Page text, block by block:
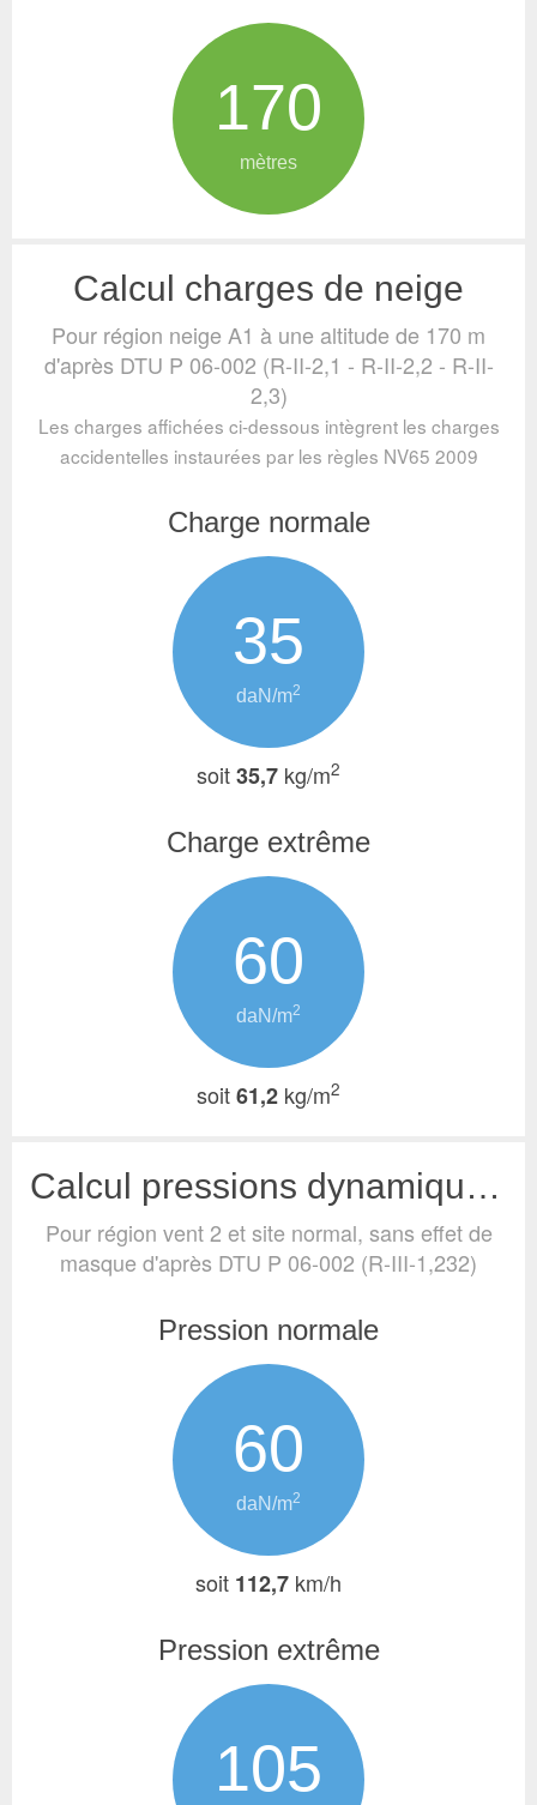
170
mètres
Calcul charges de neige
Pour région neige A1 à une altitude de 170 m
d'après DTU P 06-002 (R-II-2,1 - R-II-2,2 - R-II-
2,3)
Les charges affichées ci-dessous intègrent les charges
accidentelles instaurées par les règles NV65 2009
Charge normale
35
daN/m2
soit35,7 kg/m2
Charge extrême
60
daN/m2
soit61,2 kg/m2
Calcul pressions dynamiques de base (vent)
Pour région vent 2 et site normal, sans effet de
masque d'après DTU P 06-002 (R-III-1,232)
Pression normale
60
daN/m2
soit 112,7 km/h
Pression extrême
105